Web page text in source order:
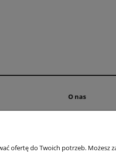
O nas
ofertę do Twoich potrzeb. Możesz